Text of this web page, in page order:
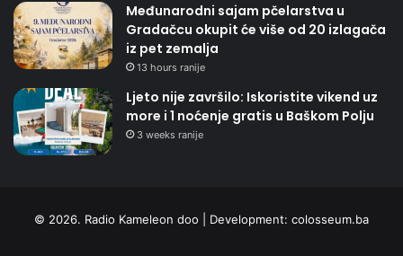
Međunarodni sajam pčelarstva u
Gradačcu okupit će više od 20 izlagača
iz pet zemalja
13 hours ranije
Ljeto nije završilo: Iskoristite vikend uz
more i 1 noćenje gratis u Baškom Polju
3 weeks ranije
© 2026. Radio Kameleon doo | Development: colosseum.ba